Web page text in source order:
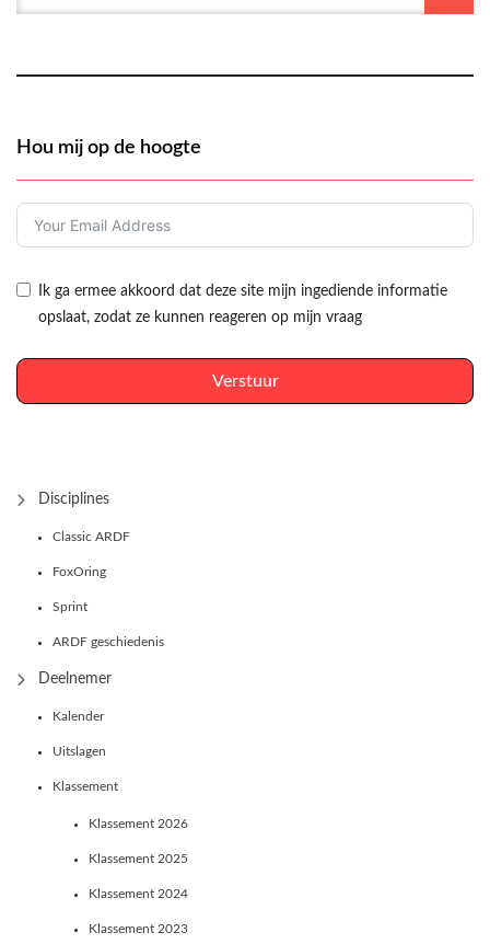
Hou mij op de hoogte
Ik ga ermee akkoord dat deze site mijn ingediende informatie
opslaat, zodat ze kunnen reageren op mijn vraag
Verstuur
Disciplines
Classic ARDF
FoxOring
Sprint
ARDF geschiedenis
Deelnemer
Kalender
Uitslagen
Klassement
Klassement 2026
Klassement 2025
Klassement 2024
Klassement 2023